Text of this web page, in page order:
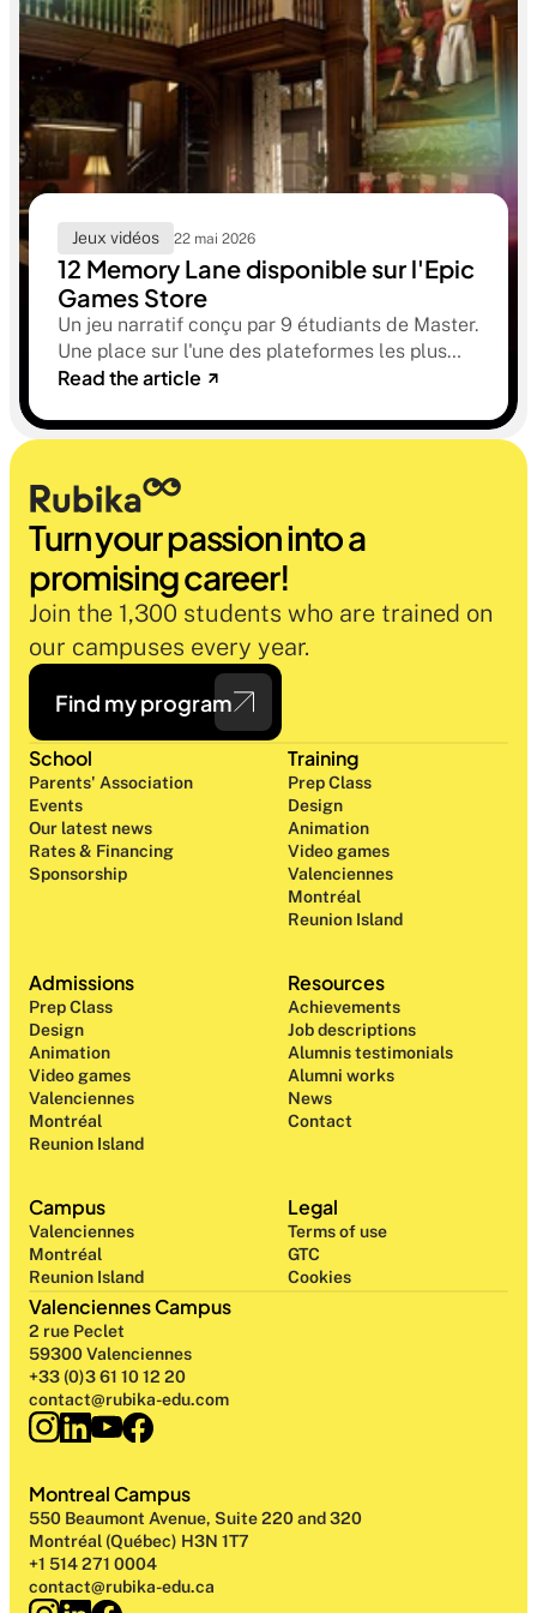
Jeux vidéos 22 mai 2026
12 Memory Lane disponible sur l'Epic
Games Store
Un jeu narratif conçu par 9 étudiants de Master.
Une place sur l'une des plateformes les plus
sélectives du marché. Une histoire sur la
oublier.
Read the article
Turn your passion into a
promising career!
Join the 1,300 students who are trained on
our campuses every year.
Find my program
Campus
Valenciennes
Montréal
Reunion Island
School
Parents' Association
Events
Our latest news
Rates & Financing
Sponsorship
Training
Prep Class
Design
Animation
Video games
Valenciennes
Montréal
Reunion Island
Admissions
Prep Class
Design
Animation
Video games
Valenciennes
Montréal
Reunion Island
Resources
Achievements
Job descriptions
Alumnis testimonials
Alumni works
News
Contact
Legal
Terms of use
GTC
Cookies
Valenciennes Campus
2 rue Peclet
59300 Valenciennes
+33 (0)3 61 10 12 20
contact@rubika-edu.com
Montreal Campus
550 Beaumont Avenue, Suite 220 and 320
Montréal (Québec) H3N 1T7
+1 514 271 0004
contact@rubika-edu.ca